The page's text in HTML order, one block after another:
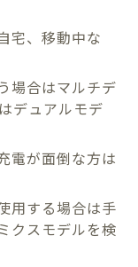
宅、移動中な
場合はマルチデ
デュアルモデ
電が面倒な方は
用する場合は手
クスモデルを検